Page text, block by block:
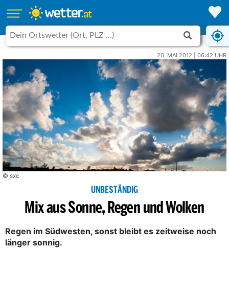
20. MAI 2012 | 06:42 UHR
© sxc
UNBESTÄNDIG
Mix aus Sonne, Regen und Wolken
Regen im Südwesten, sonst bleibt es zeitweise noch
länger sonnig.